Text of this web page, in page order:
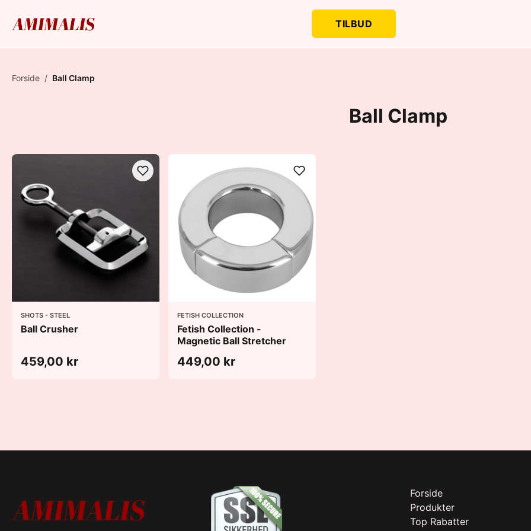
TILBUD
Forside / Ball Clamp
Ball Clamp
SHOTS - STEEL
Ball Crusher
459,00 kr
FETISH COLLECTION
Fetish Collection -
Magnetic Ball Stretcher
449,00 kr
Forside
Produkter
Top Rabatter